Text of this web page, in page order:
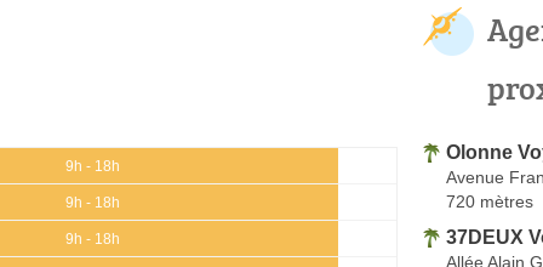
9h - 18h
9h - 18h
9h - 18h
Olonne
Avenue
720 mètres
37DEUX
Allée Alain